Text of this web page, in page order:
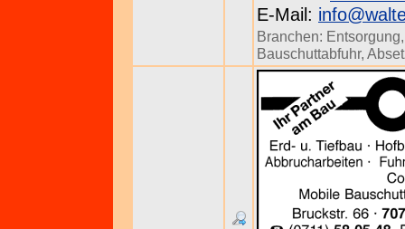
E-Mail:
Branchen: Entsorgung
Bauschuttabfuhr,